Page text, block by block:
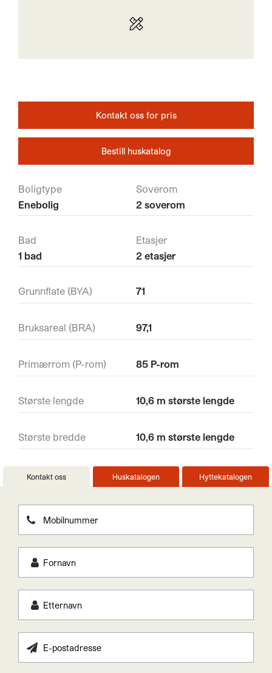
Kontakt oss for pris
Bestill huskatalog
Boligtype
Enebolig
Soverom
2 soverom
Bad
1 bad
Etasjer
2 etasjer
Grunnflate (BYA) 71
Bruksareal (BRA) 97,1
Primærrom (P-rom) 85 P-rom
Største lengde 10,6 m største lengde
Største bredde 10,6 m største lengde
Kontakt oss Huskatalogen Hyttekatalogen